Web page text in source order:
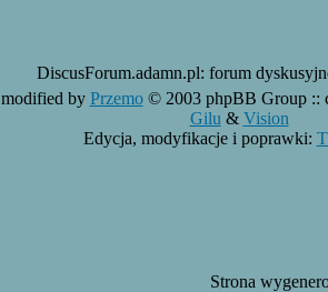
DiscusForum.adamn.pl: forum
modified by Przemo© 2003 phpBB Group ::
Gilu & Vision
Edycja, modyfikacje i poprawki:
Strona